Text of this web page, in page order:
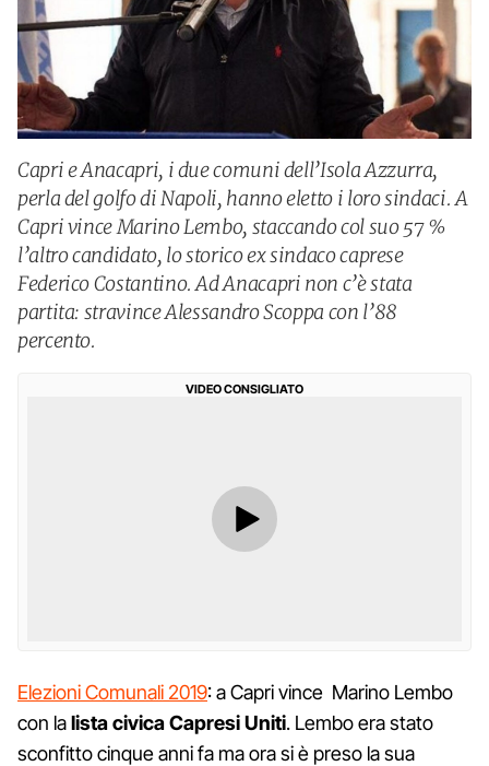
Capri e Anacapri, i due comuni dell’Isola Azzurra,
perla del golfo di Napoli, hanno eletto i loro sindaci. A
Capri vince Marino Lembo, staccando col suo 57 %
l’altro candidato, lo storico ex sindaco caprese
Federico Costantino. Ad Anacapri non c’è stata
partita: stravince Alessandro Scoppa con l’88
percento.
VIDEO CONSIGLIATO
Elezioni Comunali 2019: a Capri vince Marino Lembo
con lalista civica Capresi Uniti. Lembo era stato
sconfitto cinque anni fa ma ora si è preso la sua